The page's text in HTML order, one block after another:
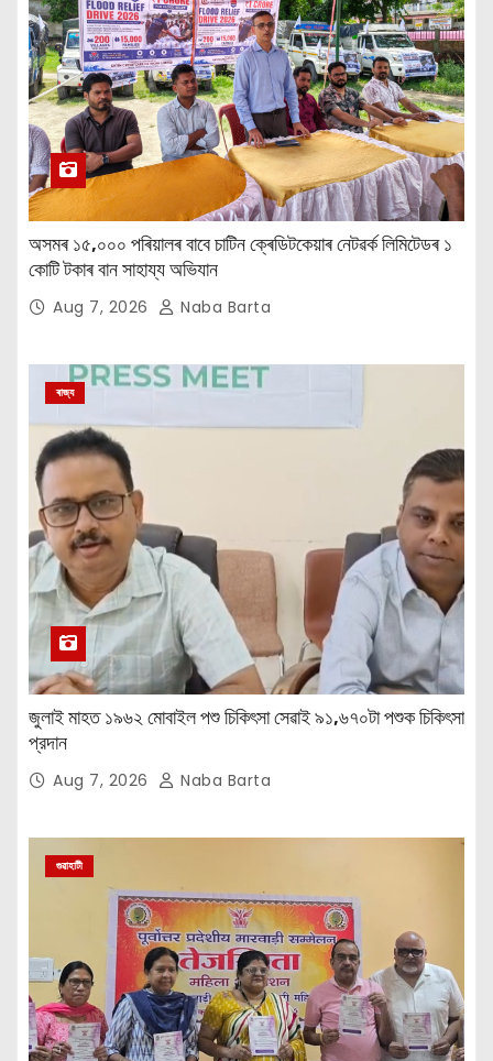
অসমৰ ১৫,০০০ পৰিয়ালৰ বাবে চাটিন ক্ৰেডিটকেয়াৰ নেটৱৰ্ক লিমিটেডৰ ১
কোটি টকাৰ বান সাহায্য অভিযান
Aug 7, 2026 Naba Barta
ৰাজ্য
জুলাই মাহত ১৯৬২ মোবাইল পশু চিকিৎসা সেৱাই ৯১,৬৭০টা পশুক চিকিৎসা
প্রদান
Aug 7, 2026 Naba Barta
গুৱাহাটী